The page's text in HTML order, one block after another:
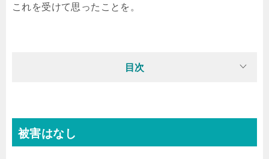
これを受けて思ったことを。
目次
被害はなし